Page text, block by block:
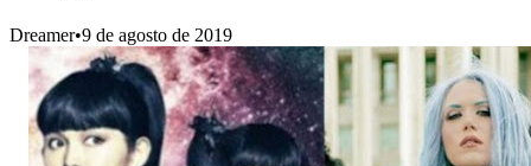
Dreamer•9 de agosto de 2019